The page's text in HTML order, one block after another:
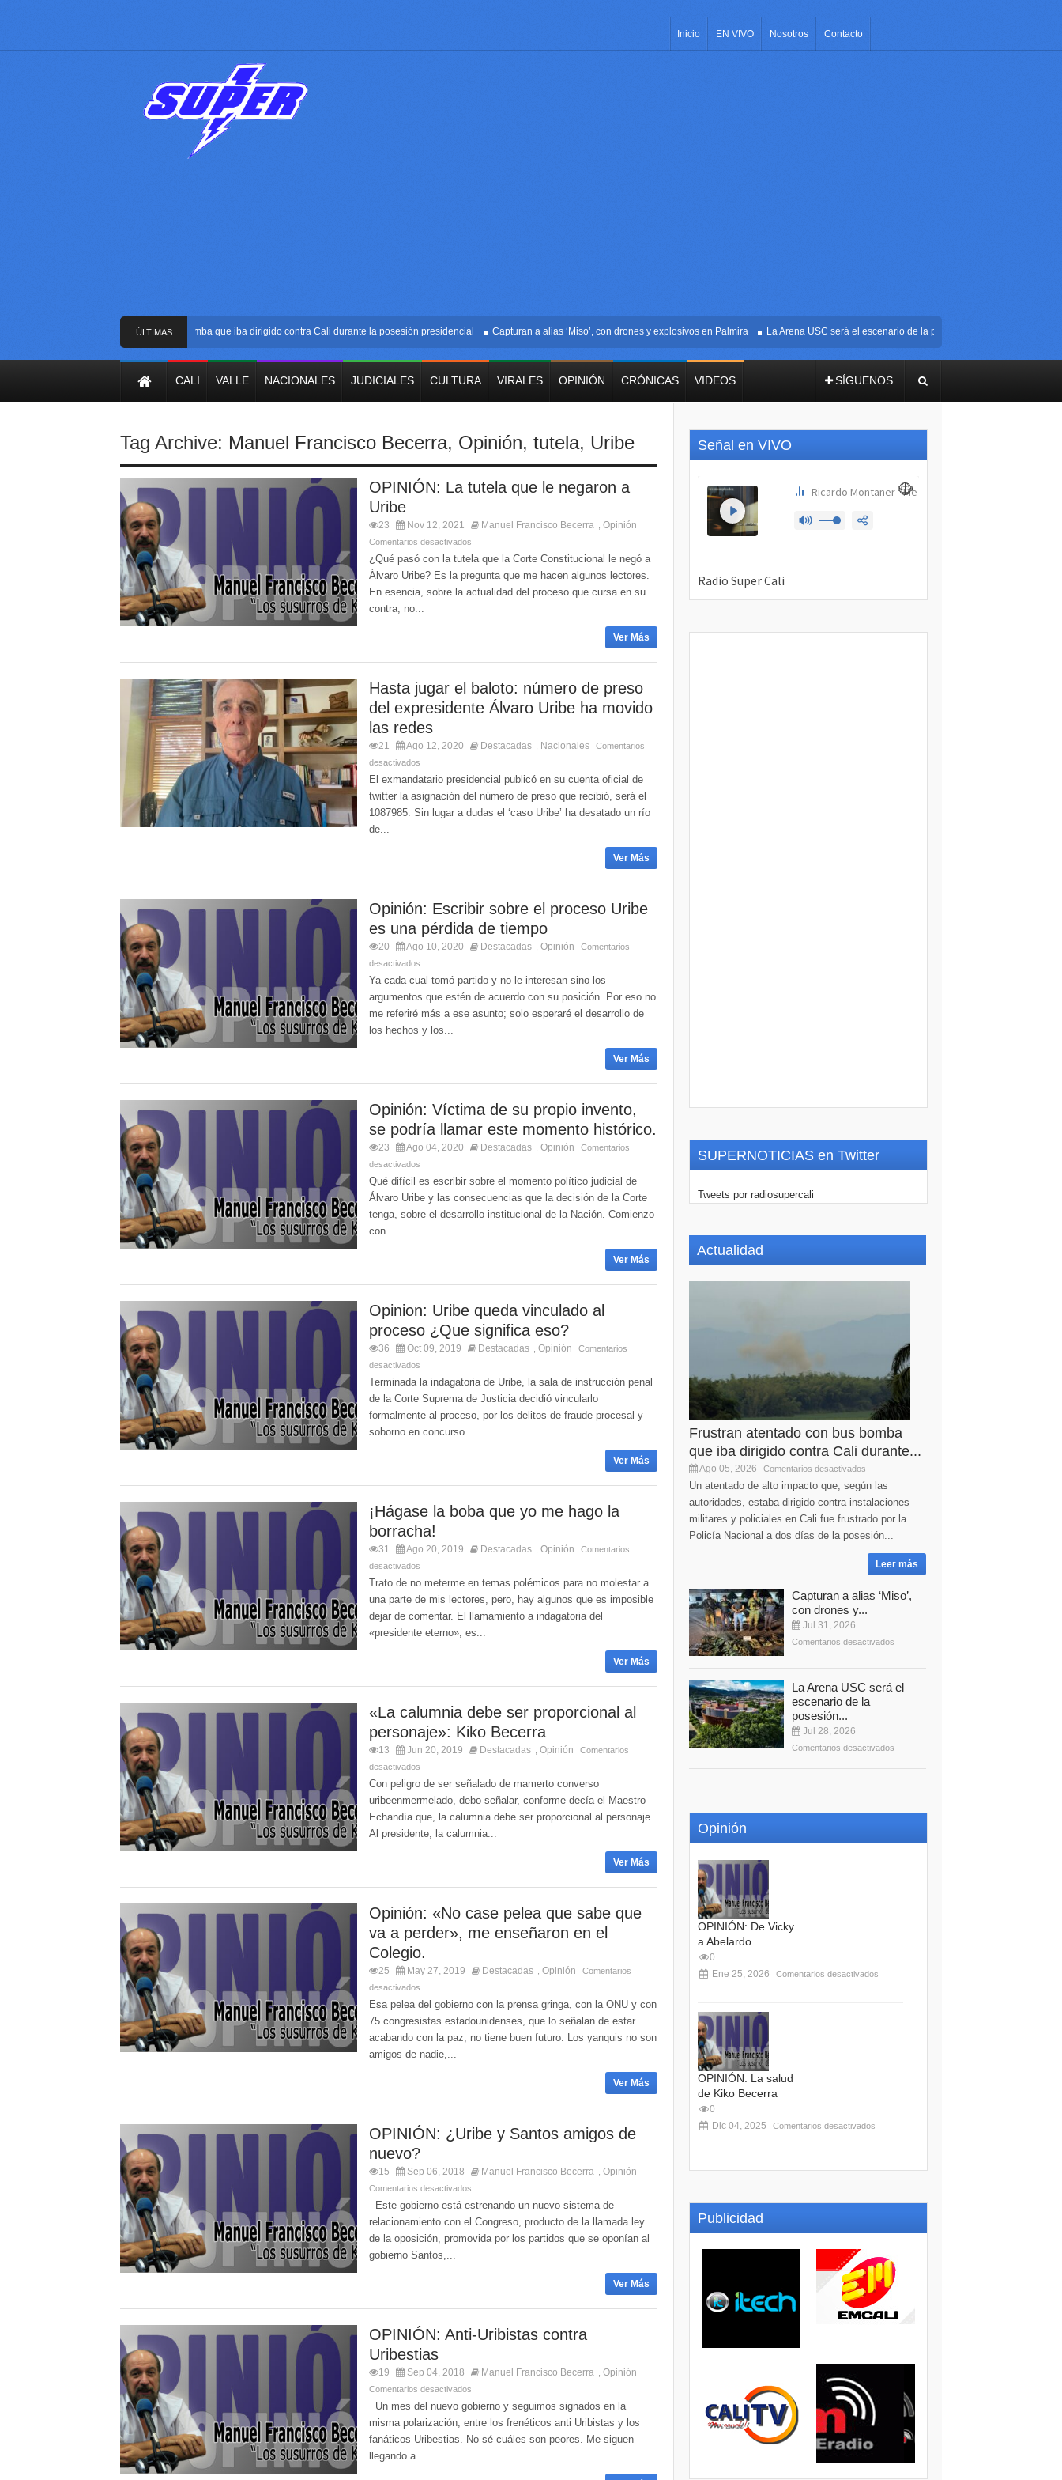
Inicio EN VIVO Nosotros Contacto
ÚLTIMAS
NOTICIAS
Frustran atentado con bus bomba que iba dirigido contra Cali durante la posesión presidencial Capturan a alias ‘Miso’, con drones y explosivos en Palmira La Arena USC será el escenario de la posesión presidencial de Abelardo
CALI VALLE NACIONALES JUDICIALES CULTURA VIRALES OPINIÓN CRÓNICAS VIDEOS SÍGUENOS
Tag Archive: Manuel Francisco Becerra, Opinión, tutela, Uribe
OPINIÓN: La tutela que le negaron a
Uribe
23 Nov 12, 2021 Manuel Francisco Becerra Opinión
Comentarios desactivados
¿Qué pasó con la tutela que la Corte Constitucional le negó a
Álvaro Uribe? Es la pregunta que me hacen algunos lectores.
En esencia, sobre la actualidad del proceso que cursa en su
contra, no...
Ver Más
Hasta jugar el baloto: número de preso
del expresidente Álvaro Uribe ha movido
las redes
21 Ago 12, 2020 Destacadas Nacionales
Comentarios
desactivados
El exmandatario presidencial publicó en su cuenta oficial de
twitter la asignación del número de preso que recibió, será el
1087985. Sin lugar a dudas el ‘caso Uribe’ ha desatado un río
de...
Ver Más
Opinión: Escribir sobre el proceso Uribe
es una pérdida de tiempo
20 Ago 10, 2020 Destacadas Opinión
Comentarios
desactivados
Ya cada cual tomó partido y no le interesan sino los
argumentos que estén de acuerdo con su posición. Por eso no
me referiré más a ese asunto; solo esperaré el desarrollo de
los hechos y los...
Ver Más
Opinión: Víctima de su propio invento,
se podría llamar este momento histórico.
23 Ago 04, 2020 Destacadas Opinión
Comentarios
desactivados
Qué difícil es escribir sobre el momento político judicial de
Álvaro Uribe y las consecuencias que la decisión de la Corte
tenga, sobre el desarrollo institucional de la Nación. Comienzo
con...
Ver Más
Opinion: Uribe queda vinculado al
proceso ¿Que significa eso?
36 Oct 09, 2019 Destacadas Opinión
Comentarios
desactivados
Terminada la indagatoria de Uribe, la sala de instrucción penal
de la Corte Suprema de Justicia decidió vincularlo
formalmente al proceso, por los delitos de fraude procesal y
soborno en concurso...
Ver Más
¡Hágase la boba que yo me hago la
borracha!
31 Ago 20, 2019 Destacadas Opinión
Comentarios
desactivados
Trato de no meterme en temas polémicos para no molestar a
una parte de mis lectores, pero, hay algunos que es imposible
dejar de comentar. El llamamiento a indagatoria del
«presidente eterno», es...
Ver Más
«La calumnia debe ser proporcional al
personaje»: Kiko Becerra
13 Jun 20, 2019 Destacadas Opinión
Comentarios
desactivados
Con peligro de ser señalado de mamerto converso
uribeenmermelado, debo señalar, conforme decía el Maestro
Echandía que, la calumnia debe ser proporcional al personaje.
Al presidente, la calumnia...
Ver Más
Opinión: «No case pelea que sabe que
va a perder», me enseñaron en el
Colegio.
25 May 27, 2019 Destacadas Opinión
Comentarios
desactivados
Esa pelea del gobierno con la prensa gringa, con la ONU y con
75 congresistas estadounidenses, que lo señalan de estar
acabando con la paz, no tiene buen futuro. Los yanquis no son
amigos de nadie,...
Ver Más
OPINIÓN: ¿Uribe y Santos amigos de
nuevo?
15 Sep 06, 2018 Manuel Francisco Becerra Opinión
Comentarios desactivados
Este gobierno está estrenando un nuevo sistema de
relacionamiento con el Congreso, producto de la llamada ley
de la oposición, promovida por los partidos que se oponían al
gobierno Santos,...
Ver Más
OPINIÓN: Anti-Uribistas contra
Uribestias
19 Sep 04, 2018 Manuel Francisco Becerra Opinión
Comentarios desactivados
Un mes del nuevo gobierno y seguimos signados en la
misma polarización, entre los frenéticos anti Uribistas y los
fanáticos Uribestias. No sé cuáles son peores. Me siguen
llegando a...
Señal en VIVO
SUPERNOTICIAS en Twitter
Tweets por radiosupercali
Actualidad
Frustran atentado con bus bomba
que iba dirigido contra Cali durante...
Ago 05, 2026 Comentarios desactivados
Un atentado de alto impacto que, según las
autoridades, estaba dirigido contra instalaciones
militares y policiales en Cali fue frustrado por la
Policía Nacional a dos días de la posesión...
Leer más
Capturan a alias ‘Miso’,
con drones y...
Jul 31, 2026
Comentarios desactivados
La Arena USC será el
escenario de la
posesión...
Jul 28, 2026
Comentarios desactivados
Opinión
OPINIÓN: De Vicky
a Abelardo
0
Ene 25, 2026
Comentarios desactivados
OPINIÓN: La salud
de Kiko Becerra
0
Dic 04, 2025
Comentarios desactivados
Publicidad